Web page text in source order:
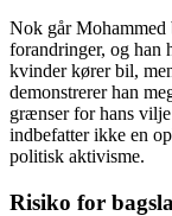
Nok går Mohammed
forandringer, og han
kvinder kører bil,
demonstrerer han
grænser for hans
indbefatter ikke en
politisk aktivisme.
Risiko for